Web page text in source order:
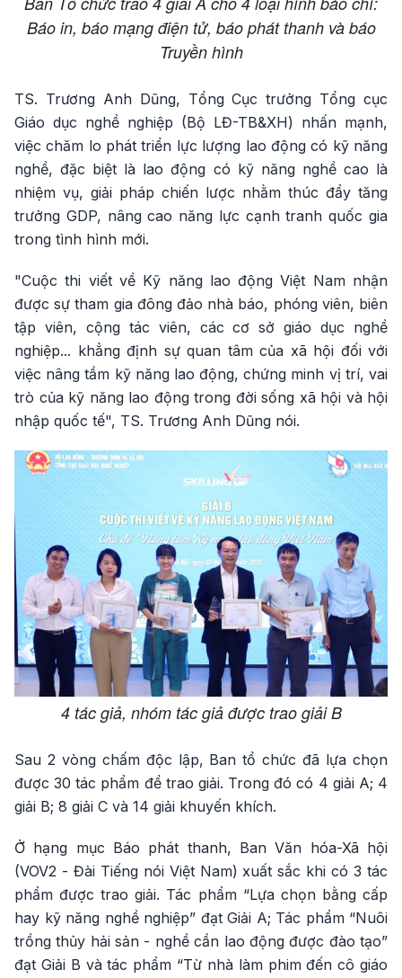
Báo in, báo mạng điện tử, báo phát thanh và báo
Truyền hình
TS. Trương Anh Dũng, Tổng Cục trưởng Tổng cục
Giáo dục nghề nghiệp (Bộ LĐ-TB&XH) nhấn mạnh,
việc chăm lo phát triển lực lượng lao động có kỹ năng
nghề, đặc biệt là lao động có kỹ năng nghề cao là
nhiệm vụ, giải pháp chiến lược nhằm thúc đẩy tăng
trưởng GDP, nâng cao năng lực cạnh tranh quốc gia
trong tình hình mới.
"Cuộc thi viết về Kỹ năng lao động Việt Nam nhận
được sự tham gia đông đảo nhà báo, phóng viên, biên
tập viên, cộng tác viên, các cơ sở giáo dục nghề
nghiệp... khẳng định sự quan tâm của xã hội đối với
việc nâng tầm kỹ năng lao động, chứng minh vị trí, vai
trò của kỹ năng lao động trong đời sống xã hội và hội
nhập quốc tế", TS. Trương Anh Dũng nói.
4 tác giả, nhóm tác giả được trao giải B
Sau 2 vòng chấm độc lập, Ban tổ chức đã lựa chọn
được 30 tác phẩm để trao giải. Trong đó có 4 giải A; 4
giải B; 8 giải C và 14 giải khuyến khích.
Ở hạng mục Báo phát thanh, Ban Văn hóa-Xã hội
(VOV2 - Đài Tiếng nói Việt Nam) xuất sắc khi có 3 tác
phẩm được trao giải. Tác phẩm “Lựa chọn bằng cấp
hay kỹ năng nghề nghiệp” đạt Giải A; Tác phẩm “Nuôi
trồng thủy hải sản - nghề cần lao động được đào tạo”
đạt Giải B và tác phẩm “Từ nhà làm phim đến cô giáo